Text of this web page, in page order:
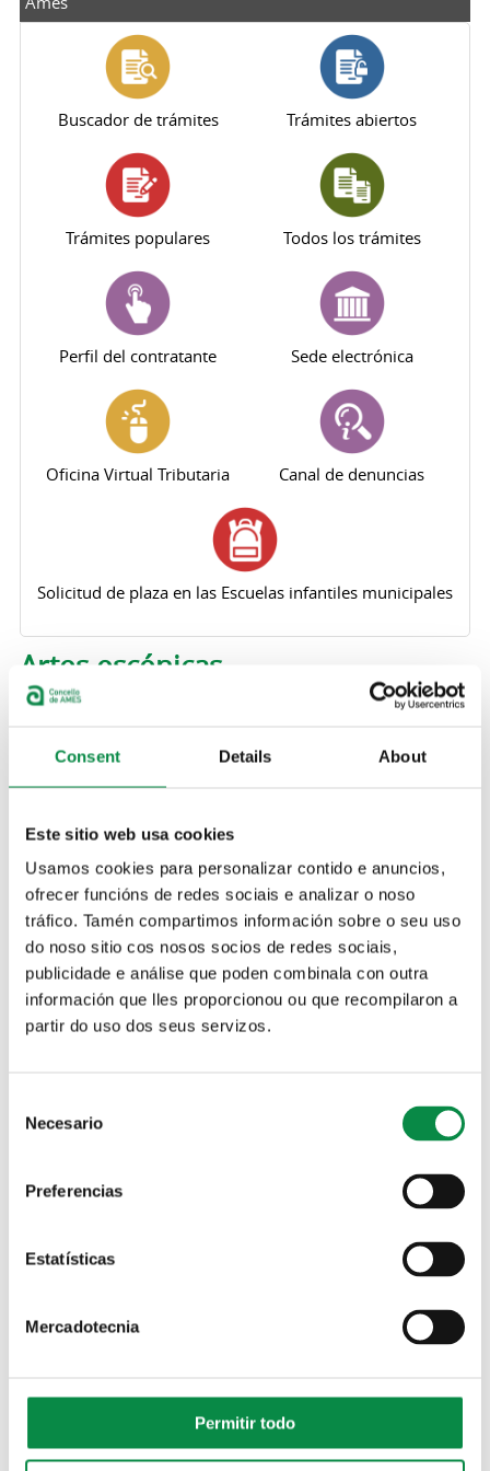
Consent Details About
Este sitio web usa cookies
Usamos cookies para personalizar contido e anuncios,
ofrecer funcións de redes sociais e analizar o noso
tráfico. Tamén compartimos información sobre o seu uso
do noso sitio cos nosos socios de redes sociais,
publicidade e análise que poden combinala con outra
información que lles proporcionou ou que recompilaron a
partir do uso dos seus servizos.
Selection
Necesario
Preferencias
Estatísticas
Mercadotecnia
Permitir todo
Buscador de trámites Trámites abiertos
Trámites populares Todos los trámites
Perfil del contratante Sede electrónica
Oficina Virtual Tributaria Canal de denuncias
Solicitud de plaza en las Escuelas infantiles municipales
Artes escénicas
> Teatro: "O mozo da última fila"
Artes escénicas
> Teatro: "Estrela do Día"
Artes escénicas
> Teatro: "Gloria Nacional"
> Concerto de Paco Nogueiras no Milladoiro
Artes escénicas
> 25N | Teatro: “A pluma de Rosalía”
>Teatro: "Bernarda"